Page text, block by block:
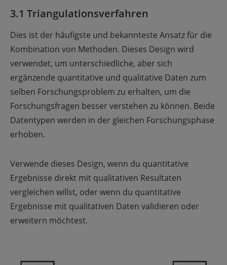
3.1 Triangulationsverfahren
Dies ist der häufigste und bekannteste Ansatz für die
Kombination von Methoden. Dieses Design wird
verwendet, um unterschiedliche, aber sich
ergänzende quantitative und qualitative Daten zum
selben Forschungsproblem zu erhalten, um die
Forschungsfragen besser verstehen zu können. Beide
Datentypen werden in der gleichen Forschungsphase
erhoben.
Verwende dieses Design, wenn du quantitative
Ergebnisse direkt mit qualitativen Resultaten
vergleichen willst, oder wenn du quantitative
Ergebnisse mit qualitativen Daten validieren oder
erweitern möchtest.